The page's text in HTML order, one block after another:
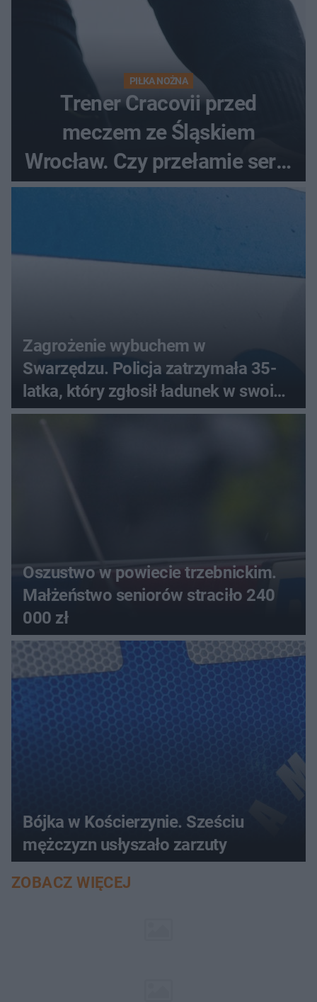
PIŁKA NOŻNA
Trener Cracovii przed
meczem ze Śląskiem
Wrocław. Czy przełamie serię
bez wygranej?
Zagrożenie wybuchem w
Swarzędzu. Policja zatrzymała 35-
latka, który zgłosił ładunek w swoim
aucie
Oszustwo w powiecie trzebnickim.
Małżeństwo seniorów straciło 240
000 zł
Bójka w Kościerzynie. Sześciu
mężczyzn usłyszało zarzuty
ZOBACZ WIĘCEJ